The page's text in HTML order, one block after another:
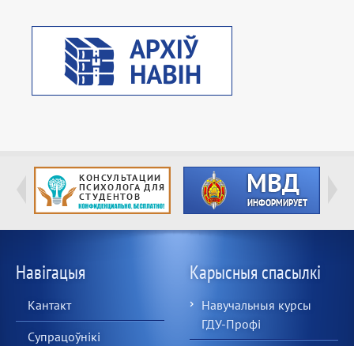
Навігацыя
Кантакт
Супрацоўнікі
Карысныя спасылкі
Навучальныя курсы
ГДУ-Профі